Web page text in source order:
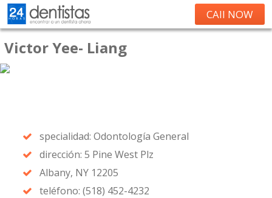
CAll NOW
Victor Yee- Liang
specialidad: Odontología General
dirección: 5 Pine West Plz
Albany, NY 12205
teléfono: (518) 452-4232